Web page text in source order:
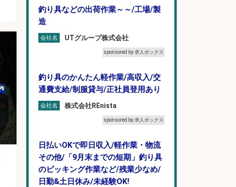
釣り具などの出荷作業～～/工場/製
造
会社名 UTグループ株式会社
sponsored by 求人ボックス
釣り具のかんたん軽作業/高収入/交
通費支給/制服貸与/正社員登用あり
会社名 株式会社REnista
sponsored by 求人ボックス
日払いOKで即日収入/軽作業・物流
その他/「9月末までの短期」釣り具
のピッキング作業など/残業少なめ/
日勤&土日休み/未経験OK!